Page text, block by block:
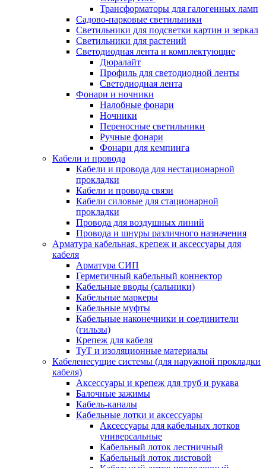
Трансформаторы для галогенных ламп
Садово-парковые светильники
Светильники для подсветки картин и зеркал
Светильники для растений
Светодиодная лента и комплектующие
Дюралайт
Профиль для светодиодной ленты
Светодиодная лента
Фонари и ночники
Налобные фонари
Ночники
Переносные светильники
Ручные фонари
Фонари для кемпинга
Кабели и провода
Кабели и провода для нестационарной
прокладки
Кабели и провода связи
Кабели силовые для стационарной
прокладки
Провода для воздушных линий
Провода и шнуры различного назначения
Арматура кабельная, крепеж и аксессуары для
кабеля
Арматура СИП
Герметичный кабельный коннектор
Кабельные вводы (сальники)
Кабельные маркеры
Кабельные муфты
Кабельные наконечники и соединители
(гильзы)
Крепеж для кабеля
ТуТ и изоляционные материалы
Кабеленесущие системы (для наружной прокладки
кабеля)
Аксессуары и крепеж для труб и рукава
Балочные зажимы
Кабель-каналы
Кабельные лотки и аксессуары
Аксессуары для кабельных лотков
универсальные
Кабельный лоток лестничный
Кабельный лоток листовой